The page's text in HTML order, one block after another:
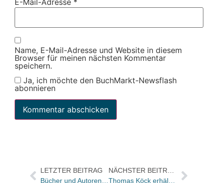
E-Mail-Adresse *
Name, E-Mail-Adresse und Website in diesem
Browser für meinen nächsten Kommentar
speichern.
Ja, ich möchte den BuchMarkt-Newsflash
abonnieren
LETZTER BEITRAG